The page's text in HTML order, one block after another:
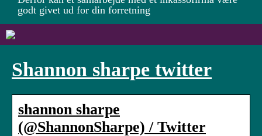
godt givet ud for din forretning
Shannon sharpe twitter
shannon sharpe
(@ShannonSharpe) / Twitter